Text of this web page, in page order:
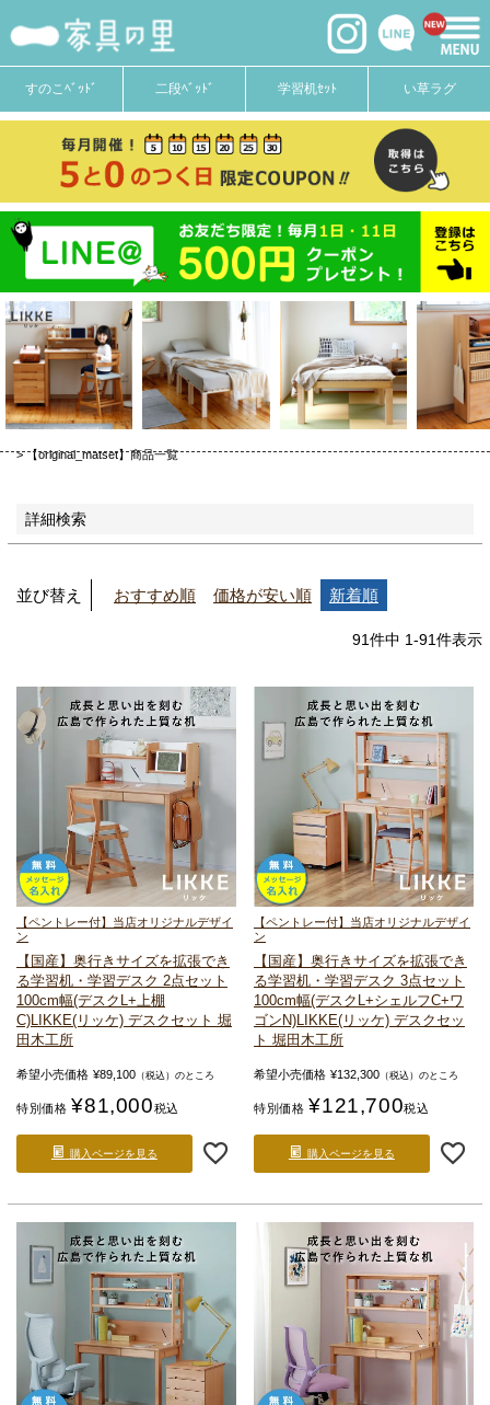
すのこﾍﾞｯﾄﾞ 二段ﾍﾞｯﾄﾞ 学習机ｾｯﾄ い草ラグ
【original_matset】商品一覧
詳細検索
価格
在庫なし商品
商品番号
並び順
新着順
登録順
価格が安い順
価格が高い順
優先度順
キーワードヒット順
並び替え おすすめ順 価格が安い順 新着順
91件中 1-91件表示
【ペントレー付】当店オリジナルデザイ
ン
【国産】奥行きサイズを拡張でき
る学習机・学習デスク 2点セット
100cm幅(デスクL+上棚
C)LIKKE(リッケ) デスクセット 堀
田木工所
希望小売価格 ¥89,100 （税込）のところ
特別価格 ¥81,000税込
購入ページを見る
【ペントレー付】当店オリジナルデザイ
ン
【国産】奥行きサイズを拡張でき
る学習机・学習デスク 3点セット
100cm幅(デスクL+シェルフC+ワ
ゴンN)LIKKE(リッケ) デスクセッ
ト 堀田木工所
希望小売価格 ¥132,300 （税込）のところ
特別価格 ¥121,700税込
購入ページを見る